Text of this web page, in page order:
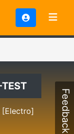
[Electro] Feedback